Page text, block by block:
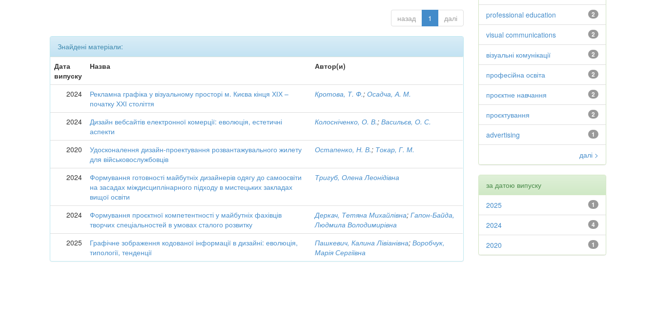
назад 1 далі
Знайдені матеріали:
Дата
випуску
Назва Автор(и)
2024
Рекламна графіка у візуальному просторі м. Києва кінця ХІХ –
початку ХХІ століття
Кротова, Т. Ф.;Осадча, А. М.
2024
Дизайн вебсайтів електронної комерції: еволюція, естетичні
аспекти
Колосніченко, О. В.;Васильєв, О. С.
2020
Удосконалення дизайн-проектування розвантажувального жилету
для військовослужбовців
Остапенко, Н. В.; Токар, Г. М.
2024
Формування готовності майбутніх дизайнерів одягу до самоосвіти
на засадах міждисциплінарного підходу в мистецьких закладах
вищої освіти
Тригуб, Олена Леонідівна
2024
Формування проєктної компетентності у майбутніх фахівців
творчих спеціальностей в умовах сталого розвитку
Деркач, Тетяна Михайлівна;Гапон-Байда,
Людмила Володимирівна
2025
Графічне зображення кодованої інформації в дизайні: еволюція,
типології, тенденції
Пашкевич, Калина Лівіанівна;Воробчук,
Марія Сергіївна
2
professional education
2
visual communications
2
візуальні комунікації
2
професійна освіта
2
проєктне навчання
2
проєктування
1
advertising
далі >
за датою випуску
1
2025
4
2024
1
2020